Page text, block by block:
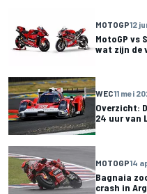
MOTOGP12
MotoGP vs
wat zijn de
WEC11 mei
Overzicht:
24 uur van
MOTOGP14
Bagnaia
crash in